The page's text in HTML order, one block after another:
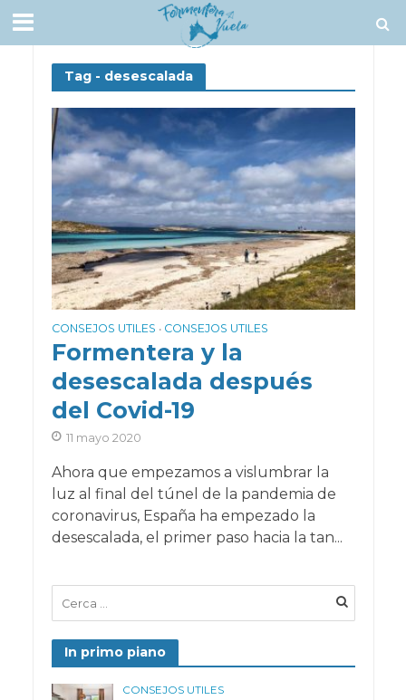
Tag - desescalada
CONSEJOS UTILES • CONSEJOS UTILES
Formentera y la
desescalada después
del Covid-19
11 mayo 2020
Ahora que empezamos a vislumbrar la
luz al final del túnel de la pandemia de
coronavirus, España ha empezado la
desescalada, el primer paso hacia la tan...
In primo piano
CONSEJOS UTILES